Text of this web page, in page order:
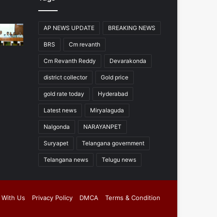
AP NEWS UPDATE BREAKING NEWS
BRS Cm revanth
Cm Revanth Reddy Devarakonda
district collector Gold price
gold rate today Hyderabad
Latest news Miryalaguda
Nalgonda NARAYANPET
Suryapet Telangana government
Telangana news Telugu news
Us Privacy Policy DMCA Terms & Condition